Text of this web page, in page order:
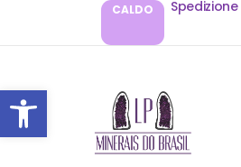
Apri la barra
CALDO